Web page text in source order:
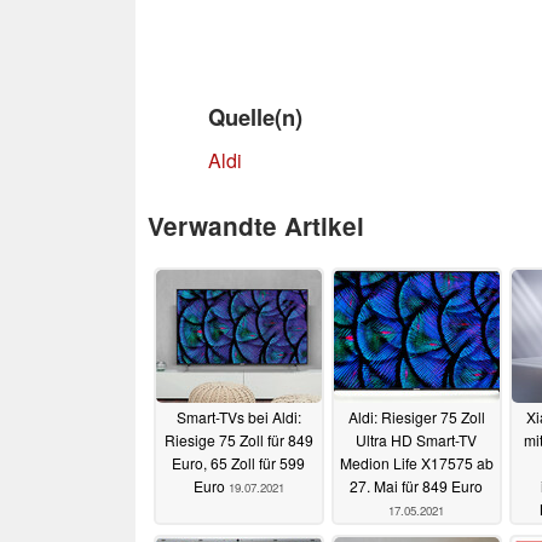
Quelle(n)
Aldi
Verwandte Artikel
Smart-TVs bei Aldi:
Riesige 75 Zoll für 849
Euro, 65 Zoll für 599
Euro 19.07.2021
Aldi: Riesiger 75 Zoll
Ultra HD Smart-TV
Medion Life X17575 ab
27. Mai für 849 Euro
17.05.2021